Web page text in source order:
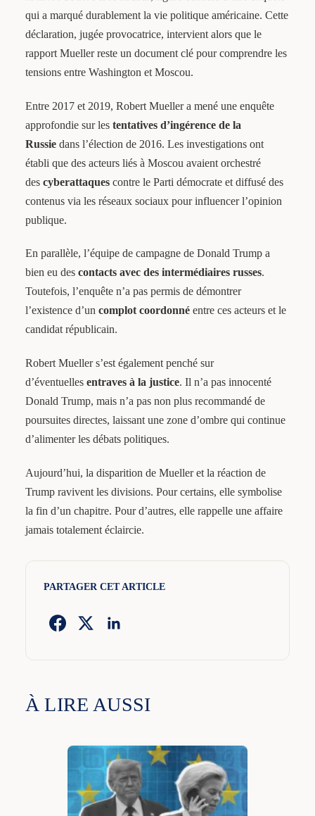
qui a marqué durablement la vie politique américaine. Cette
déclaration, jugée provocatrice, intervient alors que le
rapport Mueller reste un document clé pour comprendre les
tensions entre Washington et Moscou.
Entre 2017 et 2019, Robert Mueller a mené une enquête
approfondie sur les tentatives d’ingérence de la
Russiedans l’élection de 2016. Les investigations ont
établi que des acteurs liés à Moscou avaient orchestré
des cyberattaquescontre le Parti démocrate et diffusé des
contenus via les réseaux sociaux pour influencer l’opinion
publique.
En parallèle, l’équipe de campagne de Donald Trump a
bien eu des contacts avec des intermédiaires russes.
Toutefois, l’enquête n’a pas permis de démontrer
l’existence d’un complot coordonnéentre ces acteurs et le
candidat républicain.
Robert Mueller s’est également penché sur
d’éventuelles entraves à la justice. Il n’a pas innocenté
Donald Trump, mais n’a pas non plus recommandé de
poursuites directes, laissant une zone d’ombre qui continue
d’alimenter les débats politiques.
Aujourd’hui, la disparition de Mueller et la réaction de
Trump ravivent les divisions. Pour certains, elle symbolise
la fin d’un chapitre. Pour d’autres, elle rappelle une affaire
jamais totalement éclaircie.
PARTAGER CET ARTICLE
À LIRE AUSSI